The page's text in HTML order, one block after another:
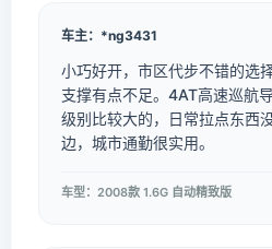
车主：*ng3431
小巧好开，市区代步不错的选
支撑有点不足。4AT高速巡航
级别比较大的，日常拉点东西
边，城市通勤很实用。
车型：2008款 1.6G 自动精致版